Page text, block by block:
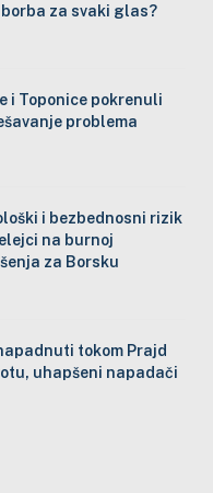
za svaki glas?
i Toponice pokrenuli
problema
i bezbednosni rizik
na burnoj
za Borsku
tokom Prajd
uhapšeni napadači